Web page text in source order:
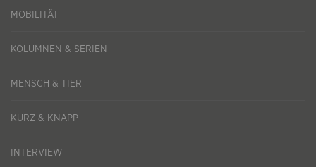
MOBILITÄT
KOLUMNEN & SERIEN
MENSCH & TIER
KURZ & KNAPP
INTERVIEW